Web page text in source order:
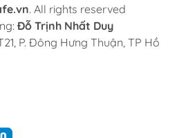
. All rights reserved
Đỗ Trịnh Nhất Duy
P. Đông Hưng Thuận, TP Hồ